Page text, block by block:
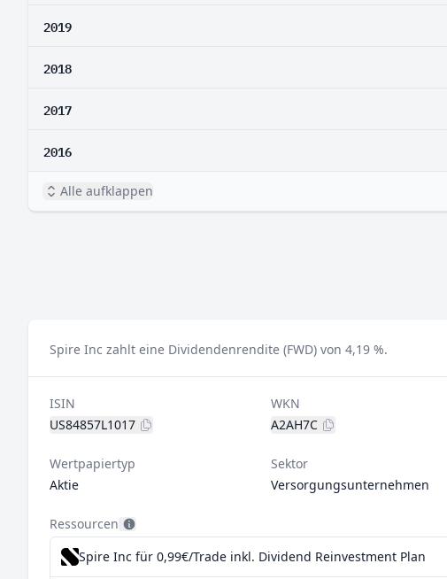
2019
2018
2017
2016
Alle aufklappen
Spire Inc zahlt eine Dividendenrendite (FWD) von 4,19 %.
ISIN
US84857L1017
WKN
A2AH7C
Wertpapiertyp
Aktie
Sektor
Versorgungsunternehmen
Ressourcen
Spire Inc für 0,99€/Trade inkl. Dividend Reinvestment Plan